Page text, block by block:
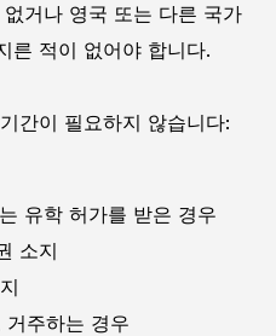
거나 영국 또는 다른 국가
른 적이 없어야 합니다.
간이 필요하지 않습니다:
유학 허가를 받은 경우
소지
거주하는 경우